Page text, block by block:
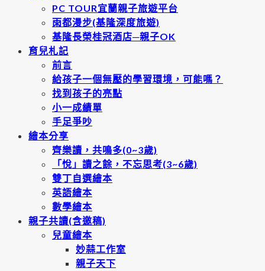
PC TOUR宜蘭親子旅遊平台
雨都漫步(基隆深度旅遊)
基隆長榮桂冠酒店─親子OK
育兒札記
前言
給孩子一個無壓的學習環境，可能嗎？
找到孩子的亮點
小一成績單
手足爭吵
繪本分享
齊樂讀，共鳴多(0~3歲)
「悅」讀之餘，不忘思考(3~6歲)
雙丁自選繪本
英語繪本
數學繪本
親子共讀(含邀稿)
兒童繪本
妙蒜工作室
親子天下